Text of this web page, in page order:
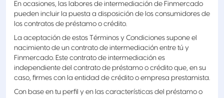
En ocasiones, las labores de intermediación de Finmercado
pueden incluir la puesta a disposición de los consumidores de
los contratos de préstamo o crédito.
La aceptación de estos Términos y Condiciones supone el
nacimiento de un contrato de intermediación entre tú y
Finmercado. Este contrato de intermediación es
independiente del contrato de préstamo o crédito que, en su
caso, firmes con la entidad de crédito o empresa prestamista.
Con base en tu perfil y en las características del préstamo o